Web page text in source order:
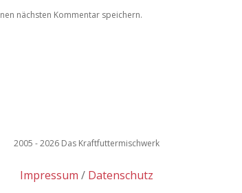
nächsten Kommentar speichern.
2005 - 2026 Das Kraftfuttermischwerk
Impressum Datenschutz